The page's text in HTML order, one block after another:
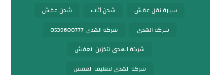
سيارة نقل عفش
شحن أثاث
شحن عفش
شركة الهدى
شركة الهدى 0539600777
شركة الهدى لتخزين العفش
شركة الهدى لتغليف العفش